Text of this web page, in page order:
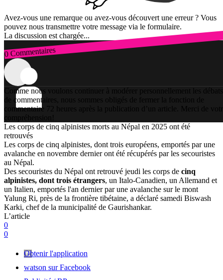
Avez-vous une remarque ou avez-vous découvert une erreur ? Vous
pouvez nous transmettre votre message via le formulaire.
La discussion est chargée...
0 Commentaires
Connexion
Comme nous voulons continuer à modérer personnellement les débats
de commentaires, nous sommes obligés de fermer la fonction de
commentaire 72 heures après la publication d’un article. Merci de
compréhension!
Les corps de cinq alpinistes morts au Népal en 2025 ont été
retrouvés
Les corps de cinq alpinistes, dont trois européens, emportés par une
avalanche en novembre dernier ont été récupérés par les secouristes
au Népal.
Des secouristes du Népal ont retrouvé jeudi les corps de cinq
alpinistes, dont trois étrangers, un Italo-Canadien, un Allemand et
un Italien, emportés l'an dernier par une avalanche sur le mont
Yalung Ri, près de la frontière tibétaine, a déclaré samedi Biswash
Karki, chef de la municipalité de Gaurishankar.
L’article
0
0
Obtenir l'application
watson sur Facebook